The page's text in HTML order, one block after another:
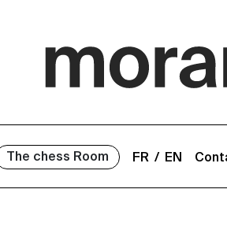
The chess Room FR EN